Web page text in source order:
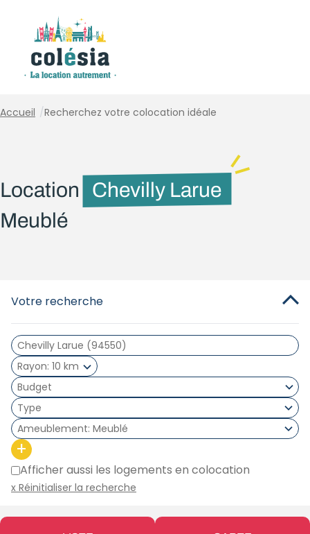
Accueil /Recherchez votre colocation idéale
Location
Chevilly Larue
Meublé
Votre recherche
Rayon 10 km
Type
Ameublement Meublé
+
Afficher aussi les logements en colocation
x Réinitialiser la recherche